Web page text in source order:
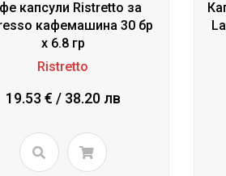
капсули Ristretto за
кафемашина 30 бр
x 6.8 гр
Ristretto
19.53 € / 38.20 лв